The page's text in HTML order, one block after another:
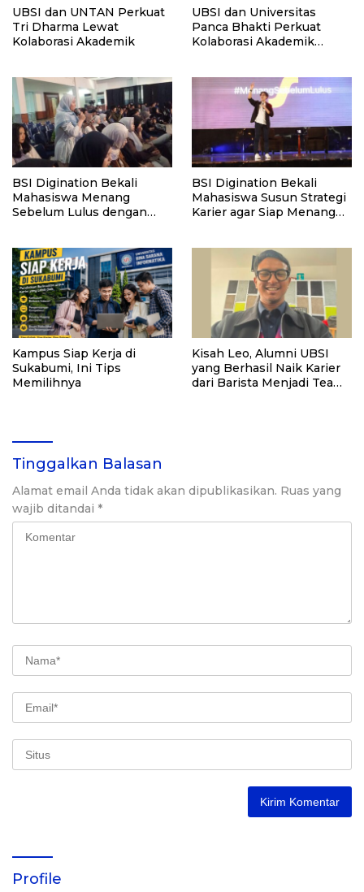
UBSI dan UNTAN Perkuat
Tri Dharma Lewat
Kolaborasi Akademik
UBSI dan Universitas
Panca Bhakti Perkuat
Kolaborasi Akademik
BSI Digination Bekali
Mahasiswa Menang
Sebelum Lulus dengan
BSI Digination Bekali
Mahasiswa Susun Strategi
Karier agar Siap Menang
Kampus Siap Kerja di
Sukabumi, Ini Tips
Memilihnya
Kisah Leo, Alumni UBSI
yang Berhasil Naik Karier
dari Barista Menjadi Team
Tinggalkan Balasan
Alamat email Anda tidak akan dipublikasikan. Ruas yang
wajib ditandai *
Profile